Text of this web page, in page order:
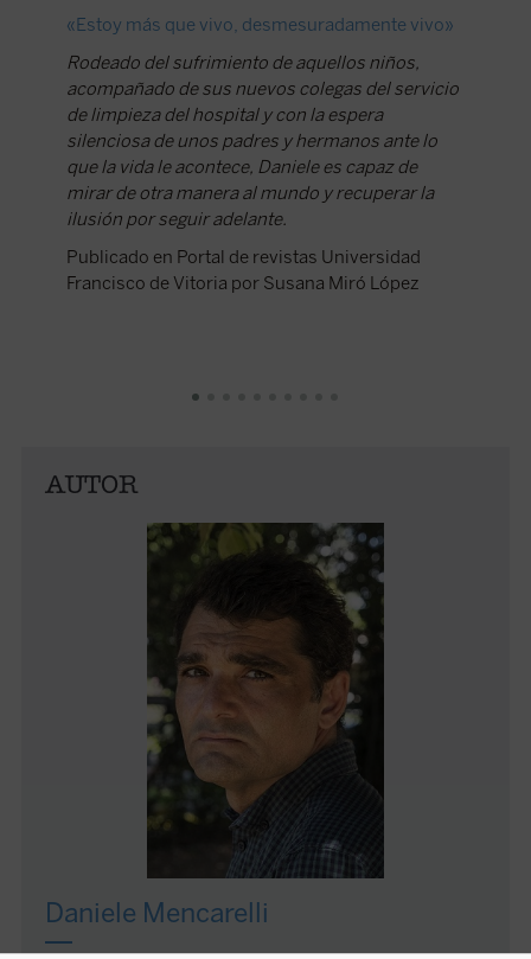
«Estoy más que vivo, desmesuradamente vivo»
Rodeado del sufrimiento de aquellos niños,
acompañado de sus nuevos colegas del servicio
de limpieza del hospital y con la espera
silenciosa de unos padres y hermanos ante lo
que la vida le acontece, Daniele es capaz de
mirar de otra manera al mundo y recuperar la
ilusión por seguir adelante.
Publicado en Portal de revistas Universidad
Francisco de Vitoria por Susana Miró López
AUTOR
Daniele Mencarelli